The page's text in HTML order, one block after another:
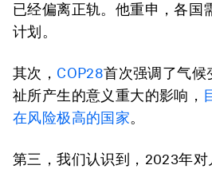
已经偏离正轨。他重申，各国
计划。
其次， COP28首次强调了气候
祉所产生的意义重大的影响，
在风险极高的国家。
第三，我们认识到，2023年